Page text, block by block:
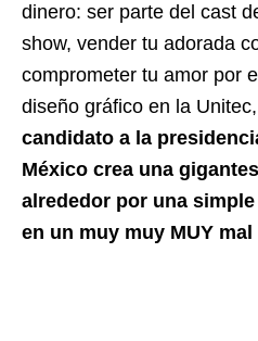
dinero: ser parte del cast
show, vender tu adorada
comprometer tu amor por
diseño gráfico en la
candidato a la
México crea una
alrededor por una
en un muy muy MUY